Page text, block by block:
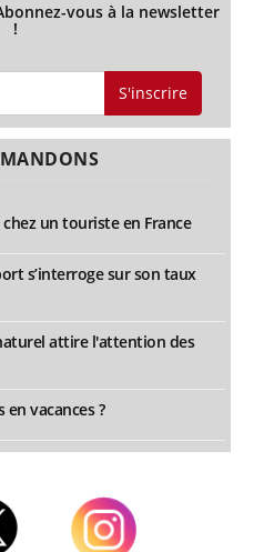
vous à la newsletter
!
S'inscrire
un touriste en France
s’interroge sur son taux
attire l'attention des
vacances ?